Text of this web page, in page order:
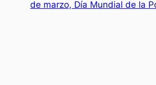
de marzo, Día Mundial de la